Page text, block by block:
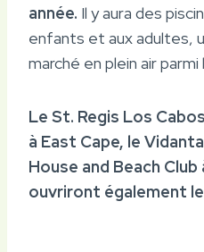
année. Il y aura des
enfants et aux adultes,
marché en plein air
Le St. Regis Los
à East Cape, le
House and Beach Club
ouvriront également